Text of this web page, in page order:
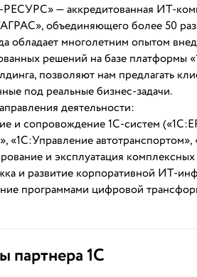
— аккредитованная ИТ-
объединяющего более 50
обладает многолетним опытом
решений на базе платформы
позволяют нам предлагать
под реальные бизнес-задачи.
деятельности:
и сопровождение 1С-систем
«1С:Управление
и эксплуатация
и развитие корпоративной ИТ-
программами цифровой
партнера 1С